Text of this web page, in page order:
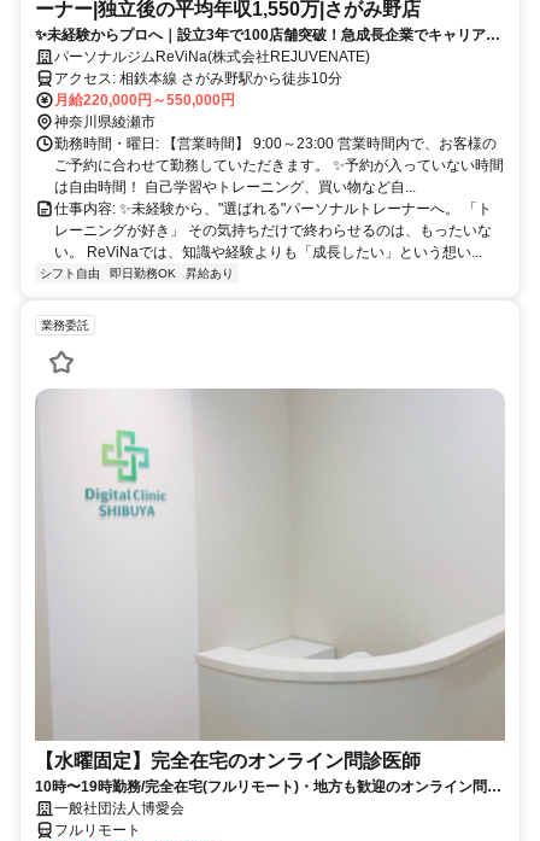
ーナー|独立後の平均年収1,550万|さがみ野店
✨未経験からプロへ｜設立3年で100店舗突破！急成長企業でキャリアア
ップパーソナルジムReViNa(株式会社REJUVENATE)
アクセス: 相鉄本線 さがみ野駅から徒歩10分
月給220,000円～550,000円
神奈川県綾瀬市
勤務時間・曜日: 【営業時間】 9:00～23:00 営業時間内で、お客様の
ご予約に合わせて勤務していただきます。 ✨予約が入っていない時間
は自由時間！ 自己学習やトレーニング、買い物など自...
仕事内容: ✨未経験から、"選ばれる"パーソナルトレーナーへ。 「ト
レーニングが好き」 その気持ちだけで終わらせるのは、もったいな
い。 ReViNaでは、知識や経験よりも「成長したい」という想い...
シフト自由 即日勤務OK 昇給あり
業務委託
【水曜固定】完全在宅のオンライン問診医師
10時〜19時勤務/完全在宅(フルリモート)・地方も歓迎のオンライン問診
業務一般社団法人博愛会
フルリモート